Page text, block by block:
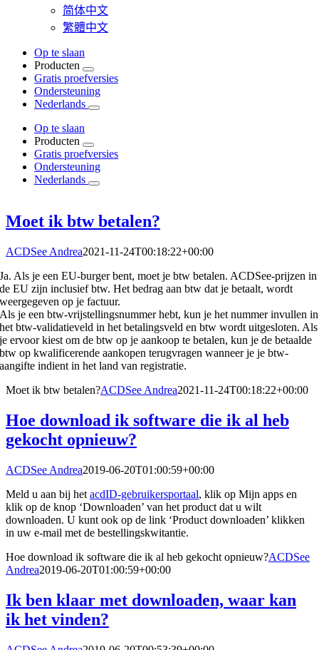
简体中文
繁體中文
Op te slaan
Producten
Gratis proefversies
Ondersteuning
Nederlands
Op te slaan
Producten
Gratis proefversies
Ondersteuning
Nederlands
Moet ik btw betalen?
ACDSee Andrea2021-11-24T00:18:22+00:00
Ja. Als je een EU-burger bent, moet je btw betalen. ACDSee-prijzen in
de EU zijn inclusief btw. Het bedrag aan btw dat je betaalt, wordt
weergegeven op je factuur.
Als je een btw-vrijstellingsnummer hebt, kun je het nummer invullen in
het btw-validatieveld in het betalingsveld en btw wordt uitgesloten. Als
je ervoor kiest om de btw op je aankoop te betalen, kun je de betaalde
btw op kwalificerende aankopen terugvragen wanneer je je btw-
aangifte indient in het land van registratie.
Moet ik btw betalen?ACDSee Andrea2021-11-24T00:18:22+00:00
Hoe download ik software die ik al heb
gekocht opnieuw?
ACDSee Andrea2019-06-20T01:00:59+00:00
Meld u aan bij het acdID-gebruikersportaal, klik op Mijn apps en
klik op de knop ‘Downloaden’ van het product dat u wilt
downloaden. U kunt ook op de link ‘Product downloaden’ klikken
in uw e-mail met de bestellingskwitantie.
Hoe download ik software die ik al heb gekocht opnieuw?ACDSee
Andrea2019-06-20T01:00:59+00:00
Ik ben klaar met downloaden, waar kan
ik het vinden?